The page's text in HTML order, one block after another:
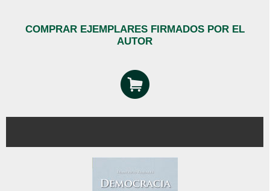
COMPRAR EJEMPLARES FIRMADOS POR EL
AUTOR